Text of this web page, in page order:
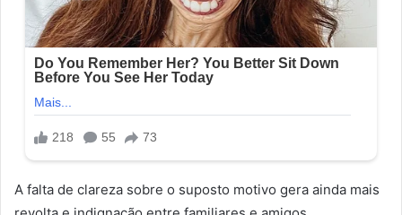
A falta de clareza sobre o suposto motivo gera ainda mais